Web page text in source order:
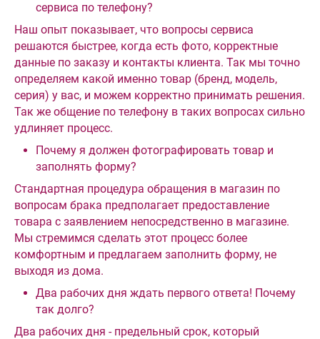
сервиса по телефону?
Наш опыт показывает, что вопросы сервиса
решаются быстрее, когда есть фото, корректные
данные по заказу и контакты клиента. Так мы точно
определяем какой именно товар (бренд, модель,
серия) у вас, и можем корректно принимать решения.
Так же общение по телефону в таких вопросах сильно
удлиняет процесс.
Почему я должен фотографировать товар и
заполнять форму?
Стандартная процедура обращения в магазин по
вопросам брака предполагает предоставление
товара с заявлением непосредственно в магазине.
Мы стремимся сделать этот процесс более
комфортным и предлагаем заполнить форму, не
выходя из дома.
Два рабочих дня ждать первого ответа! Почему
так долго?
Два рабочих дня - предельный срок, который